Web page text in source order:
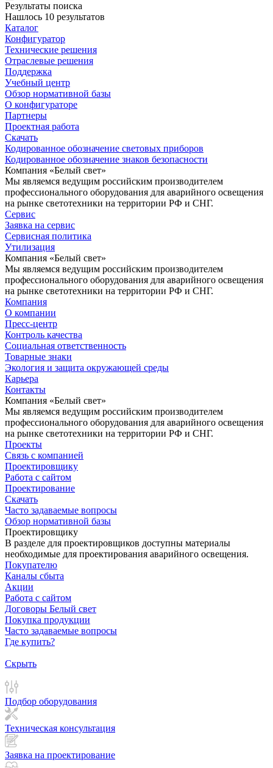
Результаты поиска
Нашлось 10 результатов
Каталог
Конфигуратор
Технические решения
Отраслевые решения
Поддержка
Учебный центр
Обзор нормативной базы
О конфигураторе
Партнеры
Проектная работа
Скачать
Кодированное обозначение световых приборов
Кодированное обозначение знаков безопасности
Компания «Белый свет»
Мы являемся ведущим российским производителем
профессионального оборудования для аварийного освещения
на рынке светотехники на территории РФ и СНГ.
Сервис
Заявка на сервис
Сервисная политика
Утилизация
Компания «Белый свет»
Мы являемся ведущим российским производителем
профессионального оборудования для аварийного освещения
на рынке светотехники на территории РФ и СНГ.
Компания
О компании
Пресс-центр
Контроль качества
Социальная ответственность
Товарные знаки
Экология и защита окружающей среды
Карьера
Контакты
Компания «Белый свет»
Мы являемся ведущим российским производителем
профессионального оборудования для аварийного освещения
на рынке светотехники на территории РФ и СНГ.
Проекты
Связь с компанией
Проектировщику
Работа с сайтом
Проектирование
Скачать
Часто задаваемые вопросы
Обзор нормативной базы
Проектировщику
В разделе для проектировщиков доступны материалы
необходимые для проектирования аварийного освещения.
Покупателю
Каналы сбыта
Акции
Работа с сайтом
Договоры Белый свет
Покупка продукции
Часто задаваемые вопросы
Где купить?
Скрыть
Подбор оборудования
Техническая консультация
Заявка на проектирование